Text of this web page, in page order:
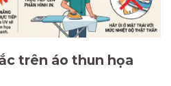
trên áo thun họa